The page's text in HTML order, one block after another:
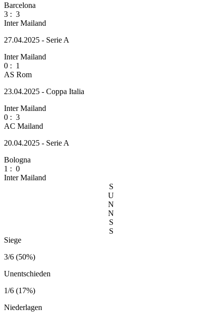
Barcelona
3 : 3
Inter Mailand
27.04.2025 - Serie A
Inter Mailand
0 : 1
AS Rom
23.04.2025 - Coppa Italia
Inter Mailand
0 : 3
AC Mailand
20.04.2025 - Serie A
Bologna
1 : 0
Inter Mailand
S
U
N
N
S
S
Siege
3/6 (50%)
Unentschieden
1/6 (17%)
Niederlagen